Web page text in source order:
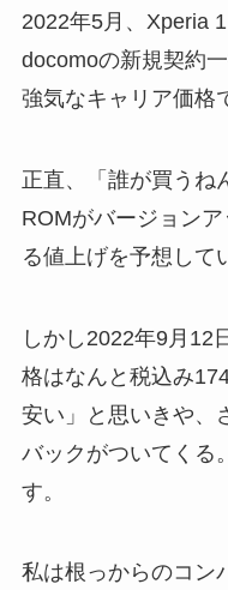
2022年5月、Xperia
docomoの新規契約
強気なキャリア価格
正直、「誰が買うね
ROMがバージョン
る値上げを予想して
しかし2022年9月12
格はなんと税込み
安い」と思いきや、
バックがついてくる
す。
私は根っからのコン